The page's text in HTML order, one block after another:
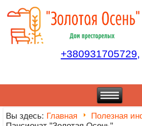
+380931705729,
Вы здесь: Главная
Полезная